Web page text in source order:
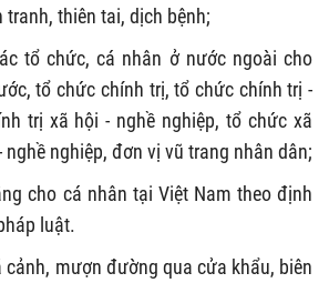
tranh, thiên tai, dịch bệnh;
tổ chức, cá nhân ở nước ngoài cho
tổ chức chính trị, tổ chức chính trị -
trị xã hội - nghề nghiệp, tổ chức xã
nghề nghiệp, đơn vị vũ trang nhân dân;
cho cá nhân tại Việt Nam theo định
luật.
mượn đường qua cửa khẩu, biên